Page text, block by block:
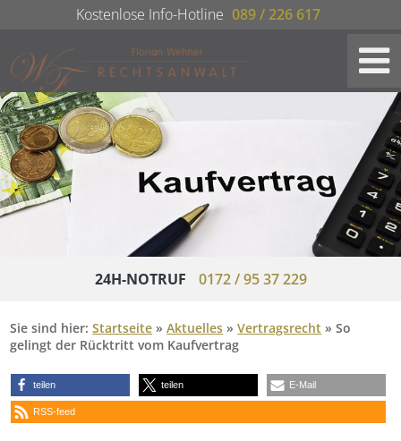
Kostenlose Info-Hotline 089 / 226 617
24H-NOTRUF 0172 / 95 37 229
Sie sind hier:Startseite »Aktuelles »Vertragsrecht »So
gelingt der Rücktritt vom Kaufvertrag
teilen teilen E-Mail
RSS-feed